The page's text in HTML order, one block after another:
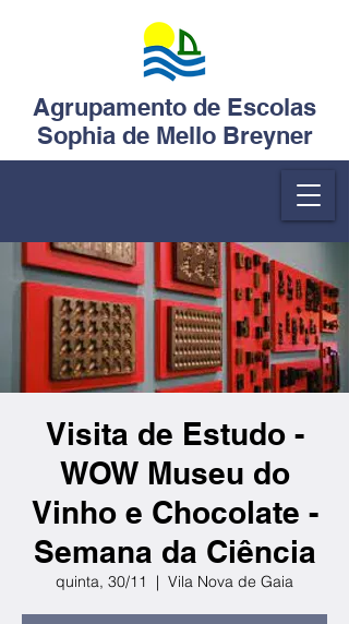
Agrupamento de Escolas
Sophia de Mello Breyner
Visita de Estudo -
WOW Museu do
Vinho e Chocolate -
Semana da Ciência
quinta, 30/11
  |
Vila Nova de Gaia